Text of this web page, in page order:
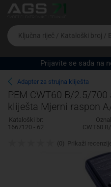
Ova postavka
cijene vašim potrebama.
Pravno lice
Da
biste
potražili
proizvod,
unesite
ključnu
riječ,
kataloški
broj,
EAN
ili
Prijavite se sada na
Adapter za strujna kliješta
PEM CWT60 B/2.5/
kliješta Mjerni raspon
(max) fleksibilne
Kataloški br:
1667120 - 62
CWT60
(0) Prikaži